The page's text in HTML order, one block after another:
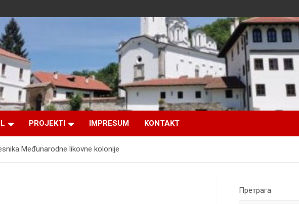
PROJEKTI IMPRESUM KONTAKT
Međunarodne likovne kolonije
Претрага